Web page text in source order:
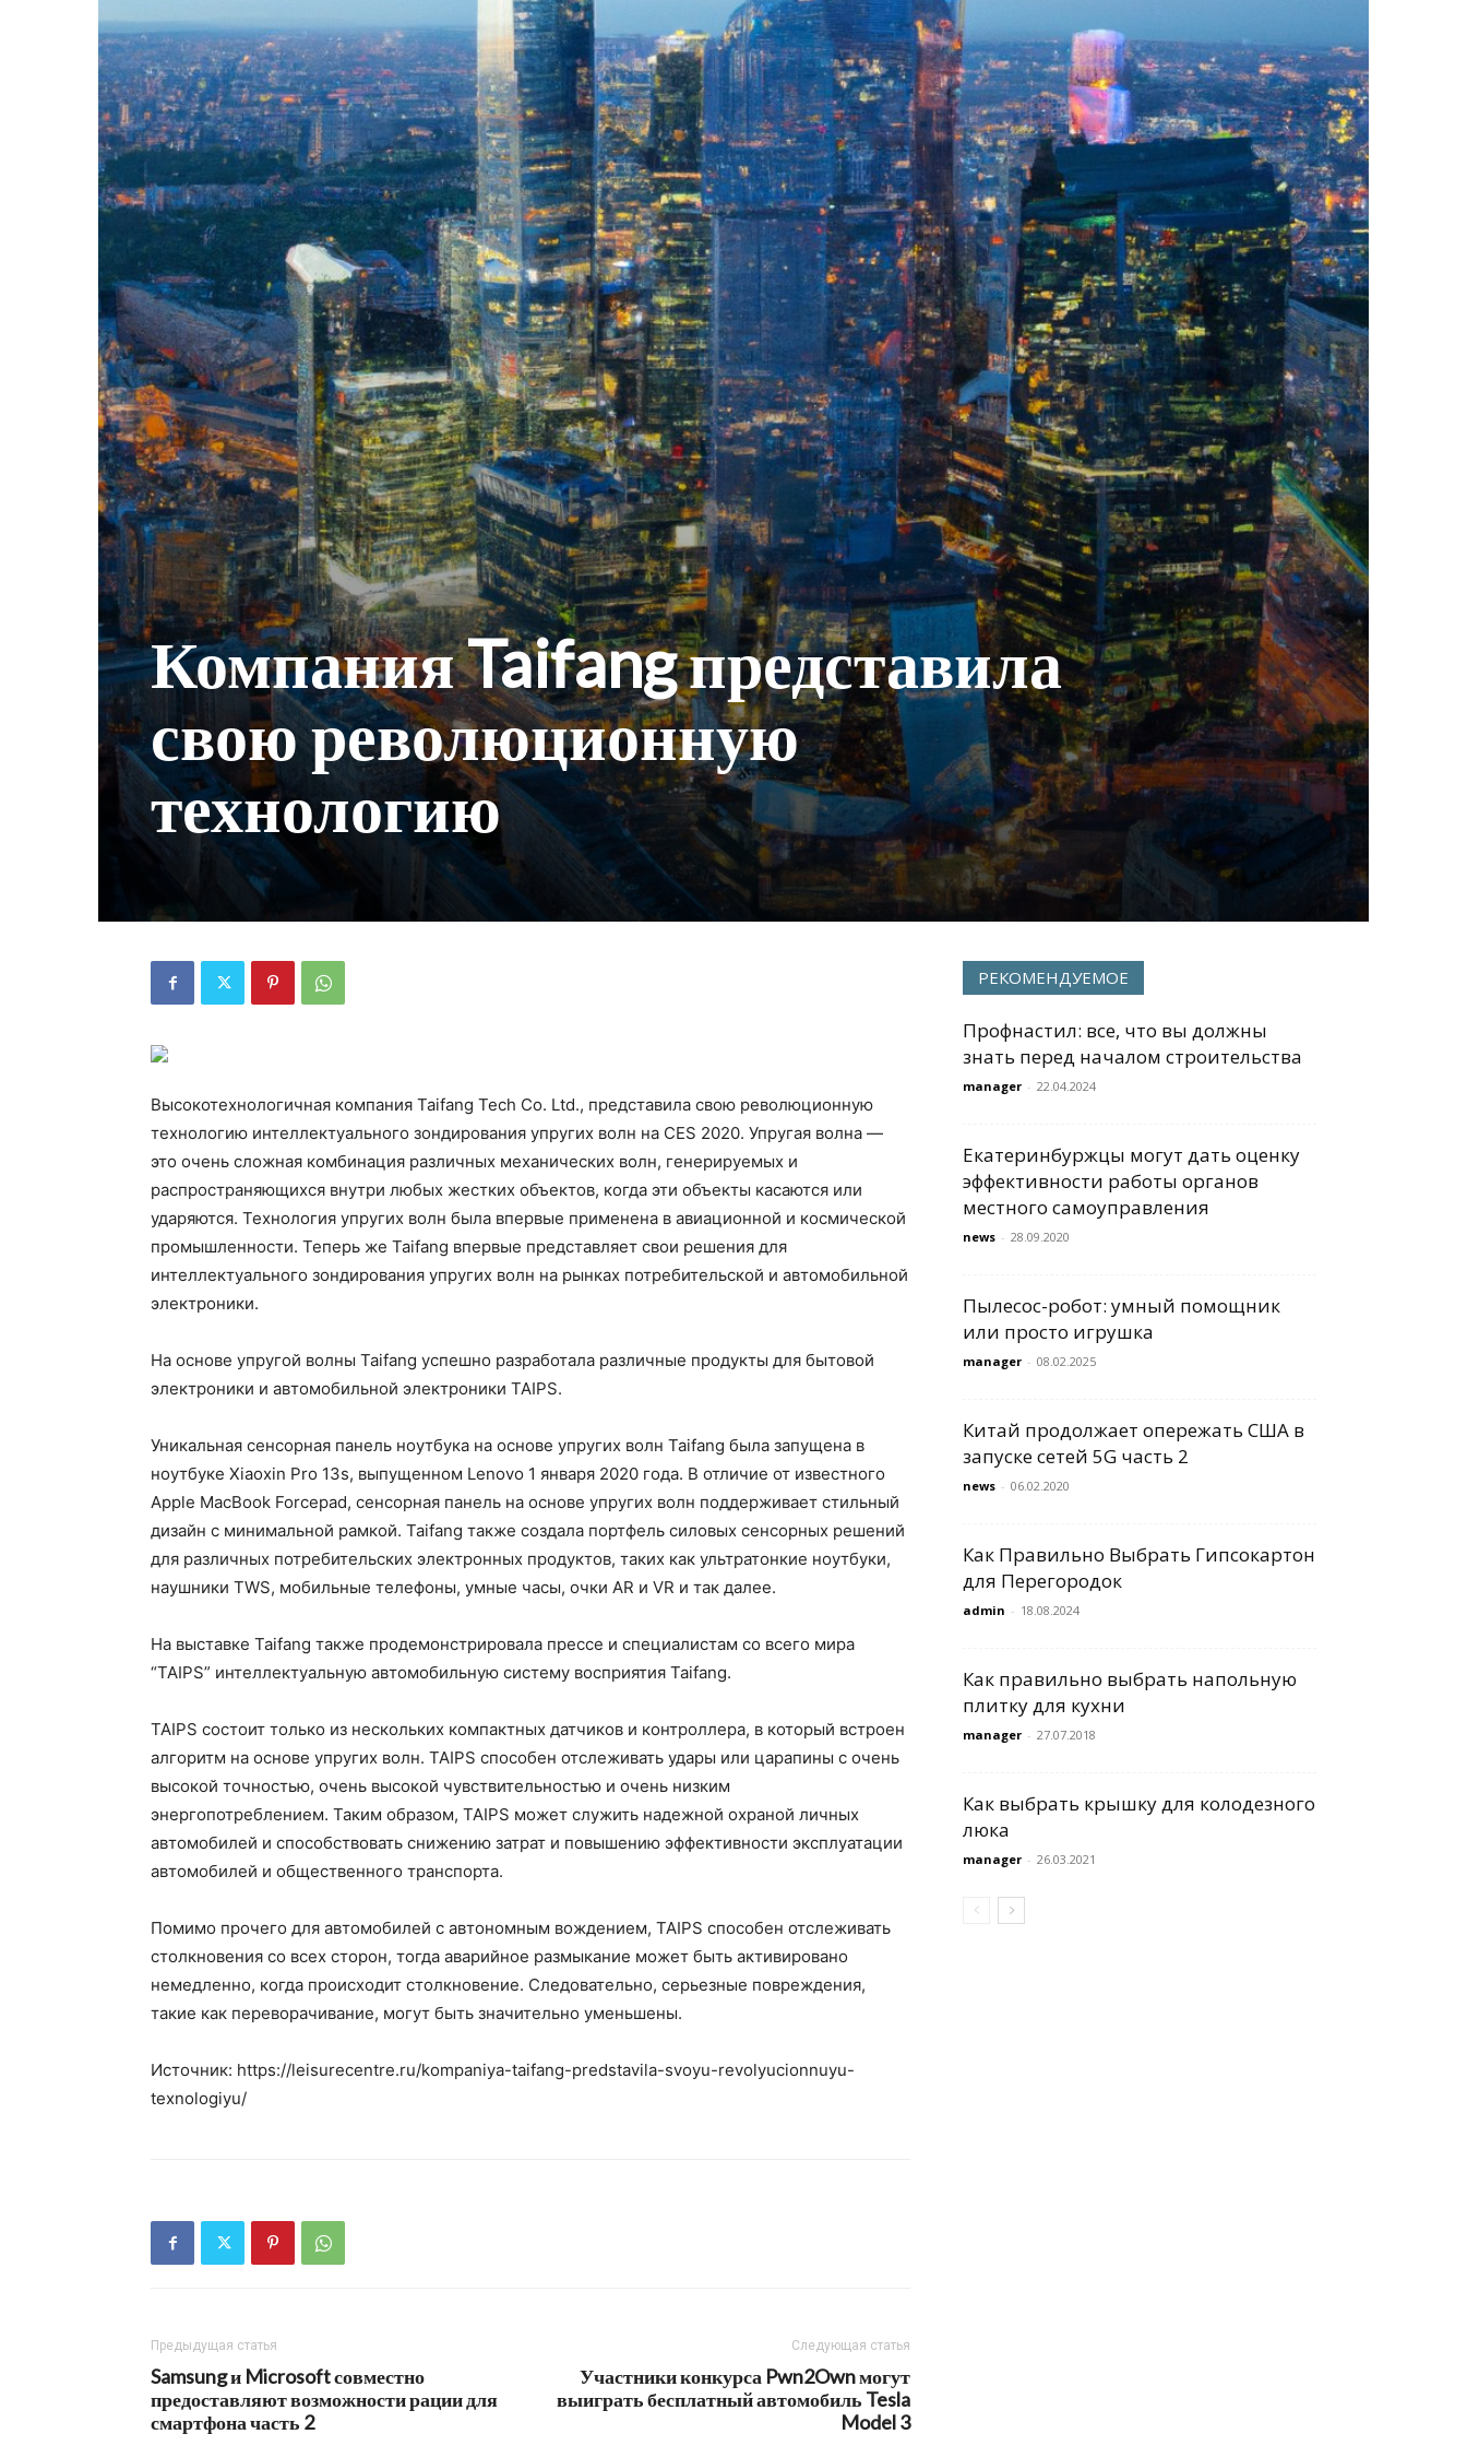
Компания Taifang представила
свою революционную
технологию
Высокотехнологичная компания Taifang Tech Co. Ltd., представила свою революционную
технологию интеллектуального зондирования упругих волн на CES 2020. Упругая волна —
это очень сложная комбинация различных механических волн, генерируемых и
распространяющихся внутри любых жестких объектов, когда эти объекты касаются или
ударяются. Технология упругих волн была впервые применена в авиационной и космической
промышленности. Теперь же Taifang впервые представляет свои решения для
интеллектуального зондирования упругих волн на рынках потребительской и автомобильной
электроники.
На основе упругой волны Taifang успешно разработала различные продукты для бытовой
электроники и автомобильной электроники TAIPS.
Уникальная сенсорная панель ноутбука на основе упругих волн Taifang была запущена в
ноутбуке Xiaoxin Pro 13s, выпущенном Lenovo 1 января 2020 года. В отличие от известного
Apple MacBook Forcepad, сенсорная панель на основе упругих волн поддерживает стильный
дизайн с минимальной рамкой. Taifang также создала портфель силовых сенсорных решений
для различных потребительских электронных продуктов, таких как ультратонкие ноутбуки,
наушники TWS, мобильные телефоны, умные часы, очки AR и VR и так далее.
На выставке Taifang также продемонстрировала прессе и специалистам со всего мира
“TAIPS” интеллектуальную автомобильную систему восприятия Taifang.
TAIPS состоит только из нескольких компактных датчиков и контроллера, в который встроен
алгоритм на основе упругих волн. TAIPS способен отслеживать удары или царапины с очень
высокой точностью, очень высокой чувствительностью и очень низким
энергопотреблением. Таким образом, TAIPS может служить надежной охраной личных
автомобилей и способствовать снижению затрат и повышению эффективности эксплуатации
автомобилей и общественного транспорта.
Помимо прочего для автомобилей с автономным вождением, TAIPS способен отслеживать
столкновения со всех сторон, тогда аварийное размыкание может быть активировано
немедленно, когда происходит столкновение. Следовательно, серьезные повреждения,
такие как переворачивание, могут быть значительно уменьшены.
Источник: https://leisurecentre.ru/kompaniya-taifang-predstavila-svoyu-revolyucionnuyu-
texnologiyu/
Предыдущая статья
Samsung и Microsoft совместно
предоставляют возможности рации для
смартфона часть 2
Следующая статья
Участники конкурса Pwn2Own могут
выиграть бесплатный автомобиль Tesla
Model 3
РЕКОМЕНДУЕМОЕ
Профнастил: все, что вы должны
знать перед началом строительства
manager - 22.04.2024
Екатеринбуржцы могут дать оценку
эффективности работы органов
местного самоуправления
news - 28.09.2020
Пылесос-робот: умный помощник
или просто игрушка
manager - 08.02.2025
Китай продолжает опережать США в
запуске сетей 5G часть 2
news - 06.02.2020
Как Правильно Выбрать Гипсокартон
для Перегородок
admin - 18.08.2024
Как правильно выбрать напольную
плитку для кухни
manager - 27.07.2018
Как выбрать крышку для колодезного
люка
manager - 26.03.2021